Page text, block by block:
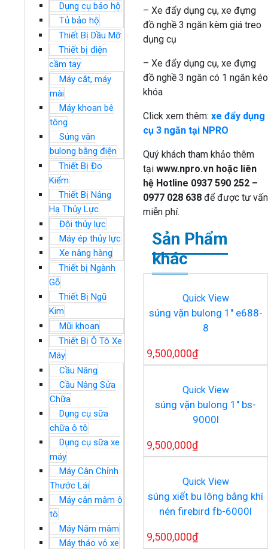
Dụng cụ bảo hộ
Tủ bảo hộ
Thiết Bị Dầu Mỡ
Thiết bị điện
cầm tay
Máy cắt, máy
mài
Máy khoan bê
tông
Súng văn
bulong bằng điện
Thiết Bị Đo
Kiểm
Thiết Bị Nâng
Hạ Thủy Lực
Đội thủy lực
Máy ép thủy lực
Xe nâng hàng
Thiết bị Ngành
Gỗ
Thiết Bị Ngũ
Kim
Mũi khoan
Thiết Bị Ô Tô Xe
Máy
Cầu Nâng
Cầu Nâng Sửa
Chữa
Dụng cụ sữa
chữa ô tô
Dụng cụ sữa xe
máy
Máy Cân Chỉnh
Thước Lái
Máy cân mâm ô
tô
Máy Năm mâm
Máy tháo vỏ xe
– Xe đẩy dụng cụ, xe đựng
đồ nghề 3 ngăn kèm giá treo
dụng cụ
– Xe đẩy dụng cụ, xe đựng
đồ nghề 3 ngăn có 1 ngăn kéo
khóa
Click xem thêm: xe đẩy dụng
cụ 3 ngăn tại NPRO
Quý khách tham khảo thêm
tại www.npro.vn hoặc liên
hệ Hotline 0937 590 252 –
0977 028 638 để được tư vấn
miễn phí.
Sản Phẩm
khác
Quick View
súng vặn bulong 1″ e688-
8
9,500,000₫
Quick View
súng vặn bulong 1″ bs-
9000l
9,500,000₫
Quick View
súng xiết bu lông bằng khí
nén firebird fb-6000l
9,500,000₫